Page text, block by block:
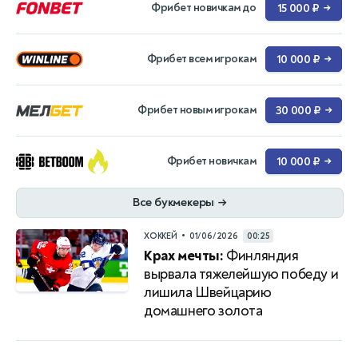
Фрибет новичкам до 15 000 ₽ →
Фрибет всем игрокам 10 000 ₽ →
Фрибет новым игрокам 30 000 ₽ →
Фрибет новичкам 10 000 ₽ →
Все букмекеры →
ХОККЕЙ • 01/06/2026 00:25
Крах мечты: Финляндия
вырвала тяжелейшую победу и
лишила Швейцарию
домашнего золота